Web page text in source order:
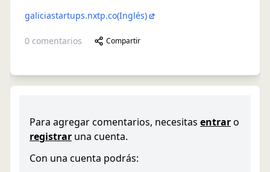
galiciastartups.nxtp.co(Inglés)
0 comentarios Compartir
Para agregar comentarios, necesitas entraro
registrar una cuenta.
Con una cuenta podrás: